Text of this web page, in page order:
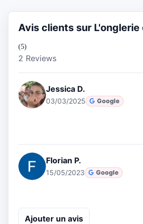
Avis clients sur L'onglerie
(5)
2 Reviews
Jessica D.
03/03/2025 Google
Florian P.
15/05/2023 Google
Ajouter un avis